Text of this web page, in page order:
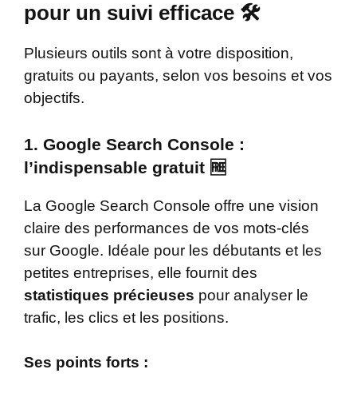
pour un suivi efficace 🛠️
Plusieurs outils sont à votre disposition,
gratuits ou payants, selon vos besoins et vos
objectifs.
1. Google Search Console :
l’indispensable gratuit 🆓
La Google Search Console offre une vision
claire des performances de vos mots-clés
sur Google. Idéale pour les débutants et les
petites entreprises, elle fournit des
statistiques précieuses pour analyser le
trafic, les clics et les positions.
Ses points forts :